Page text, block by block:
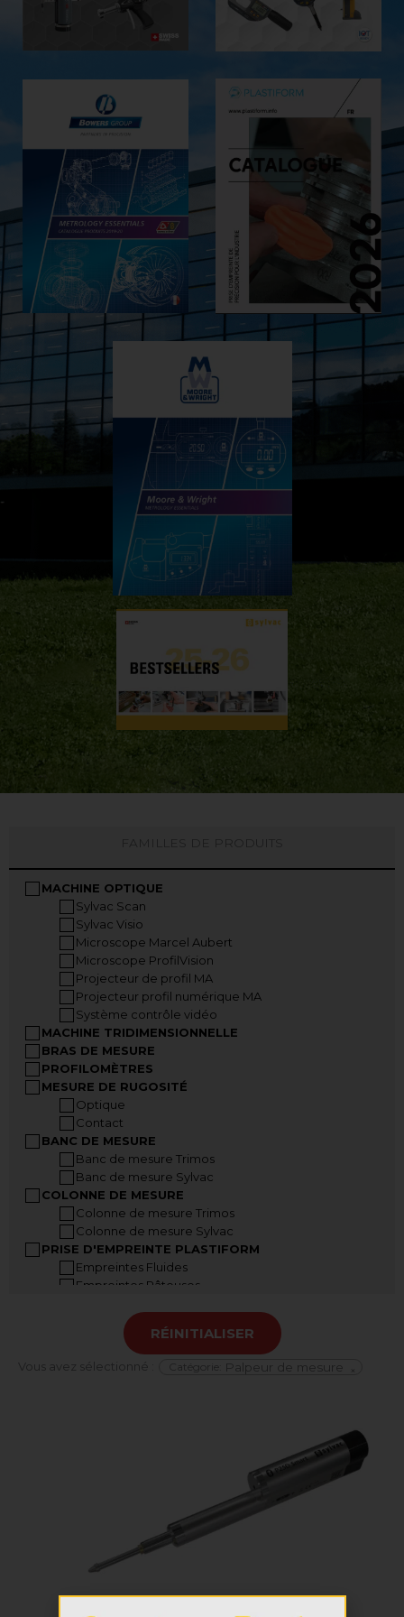
MACHINE OPTIQUE
Sylvac Scan
Sylvac Visio
Microscope Marcel Aubert
Microscope ProfilVision
Projecteur de profil MA
Projecteur profil numérique MA
Système contrôle vidéo
MACHINE TRIDIMENSIONNELLE
BRAS DE MESURE
PROFILOMÈTRES
MESURE DE RUGOSITÉ
Optique
Contact
BANC DE MESURE
Banc de mesure Trimos
Banc de mesure Sylvac
COLONNE DE MESURE
Colonne de mesure Trimos
Colonne de mesure Sylvac
PRISE D'EMPREINTE PLASTIFORM
Empreintes Fluides
Empreintes Pâteuses
Accessoires Plastiform
Mallettes Plastiform
INSTRUMENTS A MAIN
Pied à coulisse
Comparateurs analogiques
Comparateurs digitaux
Banc de contrôle de comparateur
Indicateurs à levier analogiques
RÉINITIALISER
Vous avez sélectionné : Catégorie Palpeur de mesure ×